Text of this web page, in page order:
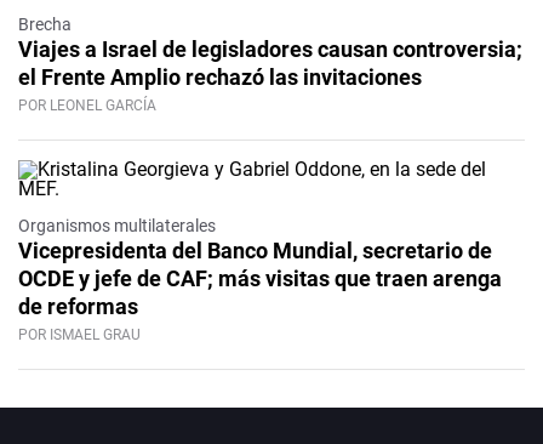
Brecha
Viajes a Israel de legisladores causan controversia;
el Frente Amplio rechazó las invitaciones
POR LEONEL GARCÍA
Organismos multilaterales
Vicepresidenta del Banco Mundial, secretario de
OCDE y jefe de CAF; más visitas que traen arenga
de reformas
POR ISMAEL GRAU